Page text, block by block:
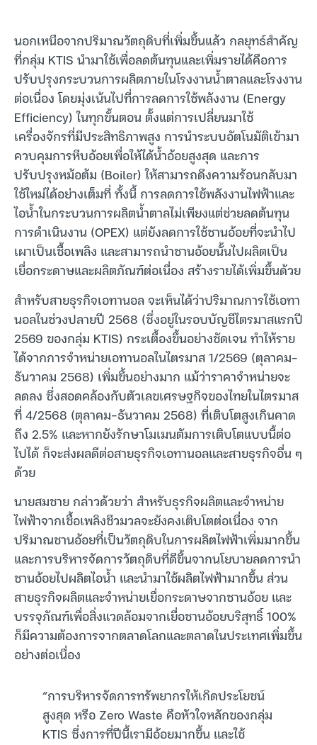
นอกเหนือจากปริมาณวัตถุดิบที่เพิ่มขึ้นแล้ว กลยุทธ์สำคัญ
ที่กลุ่ม KTIS นำมาใช้เพื่อลดต้นทุนและเพิ่มรายได้คือการ
ปรับปรุงกระบวนการผลิตภายในโรงงานน้ำตาลและโรงงาน
ต่อเนื่อง โดยมุ่งเน้นไปที่การลดการใช้พลังงาน (Energy
Efficiency) ในทุกขั้นตอน ตั้งแต่การเปลี่ยนมาใช้
เครื่องจักรที่มีประสิทธิภาพสูง การนำระบบอัตโนมัติเข้ามา
ควบคุมการหีบอ้อยเพื่อให้ได้น้ำอ้อยสูงสุด และการ
ปรับปรุงหม้อต้ม (Boiler) ให้สามารถดึงความร้อนกลับมา
ใช้ใหม่ได้อย่างเต็มที่ ทั้งนี้ การลดการใช้พลังงานไฟฟ้าและ
ไอน้ำในกระบวนการผลิตน้ำตาลไม่เพียงแต่ช่วยลดต้นทุน
การดำเนินงาน (OPEX) แต่ยังลดการใช้ชานอ้อยที่จะนำไป
เผาเป็นเชื้อเพลิง และสามารถนำชานอ้อยนั้นไปผลิตเป็น
เยื่อกระดาษและผลิตภัณฑ์ต่อเนื่อง สร้างรายได้เพิ่มขึ้นด้วย
สำหรับสายธุรกิจเอทานอล จะเห็นได้ว่าปริมาณการใช้เอทา
นอลในช่วงปลายปี 2568 (ซึ่งอยู่ในรอบบัญชีไตรมาสแรกปี
2569 ของกลุ่ม KTIS) กระเตื้องขึ้นอย่างชัดเจน ทำให้ราย
ได้จากการจำหน่ายเอทานอลในไตรมาส 1/2569 (ตุลาคม-
ธันวาคม 2568) เพิ่มขึ้นอย่างมาก แม้ว่าราคาจำหน่ายจะ
ลดลง ซึ่งสอดคล้องกับตัวเลขเศรษฐกิจของไทยในไตรมาส
ที่ 4/2568 (ตุลาคม-ธันวาคม 2568) ที่เติบโตสูงเกินคาด
ถึง 2.5% และหากยังรักษาโมเมนตัมการเติบโตแบบนี้ต่อ
ไปได้ ก็จะส่งผลดีต่อสายธุรกิจเอทานอลและสายธุรกิจอื่น ๆ
ด้วย
นายสมชาย กล่าวด้วยว่า สำหรับธุรกิจผลิตและจำหน่าย
ไฟฟ้าจากเชื้อเพลิงชีวมวลจะยังคงเติบโตต่อเนื่อง จาก
ปริมาณชานอ้อยที่เป็นวัตถุดิบในการผลิตไฟฟ้าเพิ่มมากขึ้น
และการบริหารจัดการวัตถุดิบที่ดีขึ้นจากนโยบายลดการนำ
ชานอ้อยไปผลิตไอน้ำ และนำมาใช้ผลิตไฟฟ้ามากขึ้น ส่วน
สายธุรกิจผลิตและจำหน่ายเยื่อกระดาษจากชานอ้อย และ
บรรจุภัณฑ์เพื่อสิ่งแวดล้อมจากเยื่อชานอ้อยบริสุทธิ์ 100%
ก็มีความต้องการจากตลาดโลกและตลาดในประเทศเพิ่มขึ้น
อย่างต่อเนื่อง
“การบริหารจัดการทรัพยากรให้เกิดประโยชน์
สูงสุด หรือ Zero Waste คือหัวใจหลักของกลุ่ม
KTIS ซึ่งการที่ปีนี้เรามีอ้อยมากขึ้น และใช้